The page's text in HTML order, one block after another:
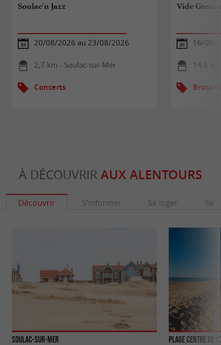
Soulac'n Jazz
20/08/2026 au 23/08/2026
2,7 km - Soulac-sur-Mer
Concerts
Vide
16/08/
14,6
À DÉCOUVRIR AUX ALENTOURS
Découvrir S'informer Se loger Se
Soulac-sur-Mer Plage Centre de